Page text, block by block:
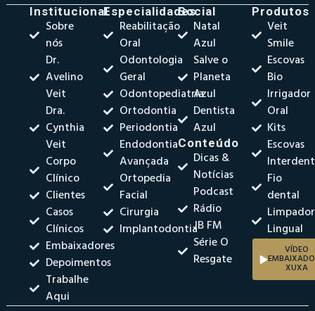
Institucional
Sobre
nós
Dr.
Avelino
Veit
Dra.
Cynthia
Veit
Corpo
Clínico
Clientes
Casos
Clínicos
Embaixadores
Depoimentos
Trabalhe
Aqui
Especialidades
Reabilitação
Oral
Odontologia
Geral
Odontopediatria
Ortodontia
Periodontia
Endodontia
Avançada
Ortopedia
Facial
Cirurgia
Implantodontia
Social
Natal
Azul
Salve o
Planeta
Azul
Dentista
Azul
Conteúdo
Dicas &
Notícias
Podcast
Rádio
JB FM
Série O
Resgate
Produtos
Veit
Smile
Escovas
Bio
Irrigador
Oral
Kits
Escovas
Fio
dental
Limpador
Lingual
VÍDEO
XUXA